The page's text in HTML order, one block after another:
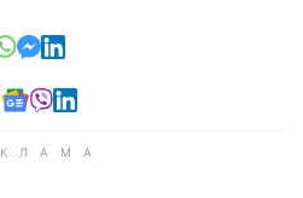
у Telegram
у Facebook
у Xу Viber
відправити у Whatsapp
відправити у Messenger
відправити у LinkedIn
у Telegram
у Facebook
Читайте у X
Читайте у Google news
Читайте у Viber
Читайте у LinkedIn